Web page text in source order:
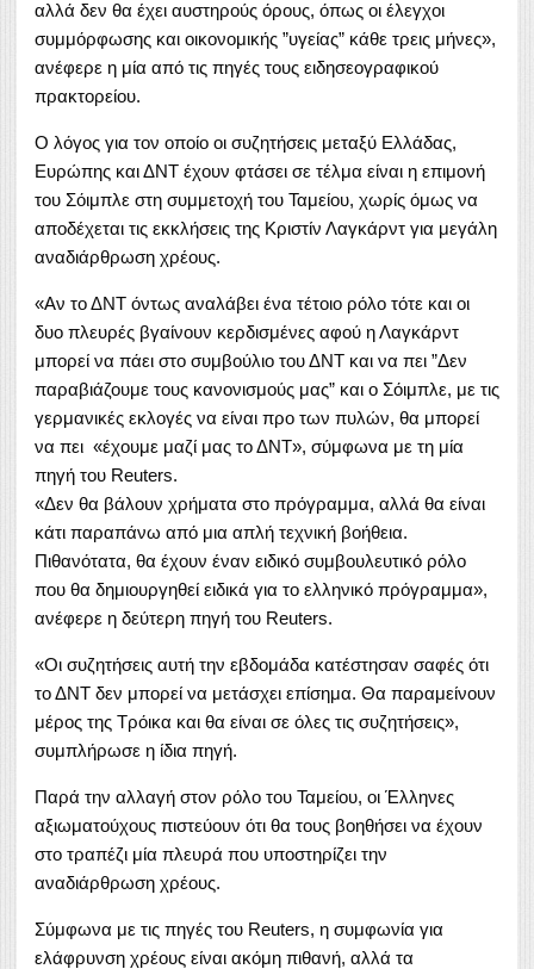
αλλά δεν θα έχει αυστηρούς όρους, όπως οι έλεγχοι
συμμόρφωσης και οικονομικής ”υγείας” κάθε τρεις μήνες»,
ανέφερε η μία από τις πηγές τους ειδησεογραφικού
πρακτορείου.
Ο λόγος για τον οποίο οι συζητήσεις μεταξύ Ελλάδας,
Ευρώπης και ΔΝΤ έχουν φτάσει σε τέλμα είναι η επιμονή
του Σόιμπλε στη συμμετοχή του Ταμείου, χωρίς όμως να
αποδέχεται τις εκκλήσεις της Κριστίν Λαγκάρντ για μεγάλη
αναδιάρθρωση χρέους.
«Αν το ΔΝΤ όντως αναλάβει ένα τέτοιο ρόλο τότε και οι
δυο πλευρές βγαίνουν κερδισμένες αφού η Λαγκάρντ
μπορεί να πάει στο συμβούλιο του ΔΝΤ και να πει ”Δεν
παραβιάζουμε τους κανονισμούς μας” και ο Σόιμπλε, με τις
γερμανικές εκλογές να είναι προ των πυλών, θα μπορεί
να πει «έχουμε μαζί μας το ΔΝΤ», σύμφωνα με τη μία
πηγή του Reuters.
«Δεν θα βάλουν χρήματα στο πρόγραμμα, αλλά θα είναι
κάτι παραπάνω από μια απλή τεχνική βοήθεια.
Πιθανότατα, θα έχουν έναν ειδικό συμβουλευτικό ρόλο
που θα δημιουργηθεί ειδικά για το ελληνικό πρόγραμμα»,
ανέφερε η δεύτερη πηγή του Reuters.
«Οι συζητήσεις αυτή την εβδομάδα κατέστησαν σαφές ότι
το ΔΝΤ δεν μπορεί να μετάσχει επίσημα. Θα παραμείνουν
μέρος της Τρόικα και θα είναι σε όλες τις συζητήσεις»,
συμπλήρωσε η ίδια πηγή.
Παρά την αλλαγή στον ρόλο του Ταμείου, οι Έλληνες
αξιωματούχους πιστεύουν ότι θα τους βοηθήσει να έχουν
στο τραπέζι μία πλευρά που υποστηρίζει την
αναδιάρθρωση χρέους.
Σύμφωνα με τις πηγές του Reuters, η συμφωνία για
ελάφρυνση χρέους είναι ακόμη πιθανή, αλλά τα